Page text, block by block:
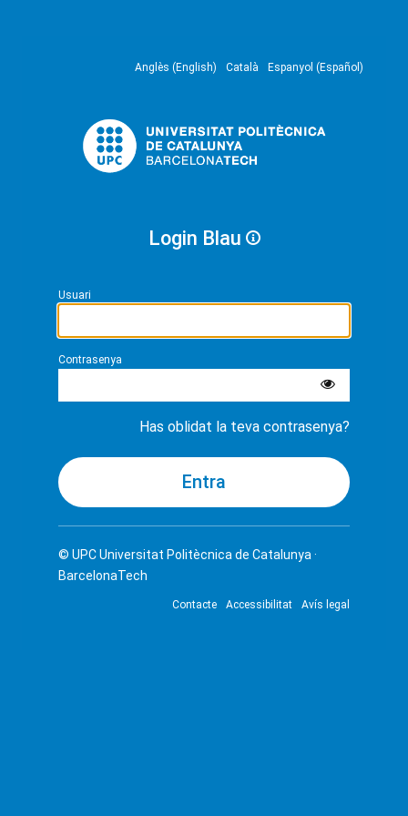
Anglès (English) Català Espanyol (Español)
Login Blau
Usuari
Contrasenya
Has oblidat la teva contrasenya?
© UPCUniversitat Politècnica de Catalunya ·
BarcelonaTech
Contacte Accessibilitat Avís legal